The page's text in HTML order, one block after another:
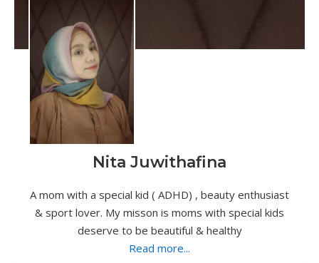
Nita Juwithafina
A mom with a special kid ( ADHD) , beauty enthusiast
& sport lover. My misson is moms with special kids
deserve to be beautiful & healthy
Read more...